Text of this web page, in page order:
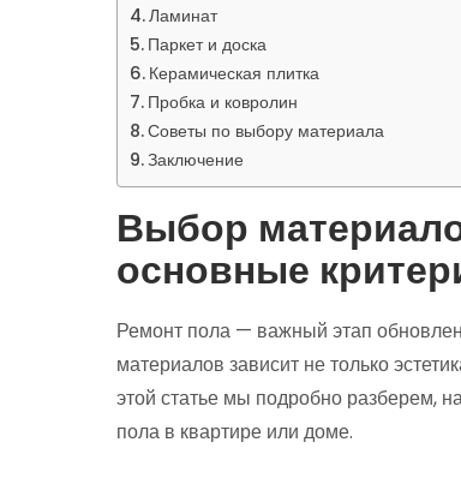
Ламинат
Паркет и доска
Керамическая плитка
Пробка и ковролин
Советы по выбору материала
Заключение
Выбор
основные
Ремонт пола — важный этап
материалов зависит не только
этой статье мы подробно разберем,
пола в квартире или доме.